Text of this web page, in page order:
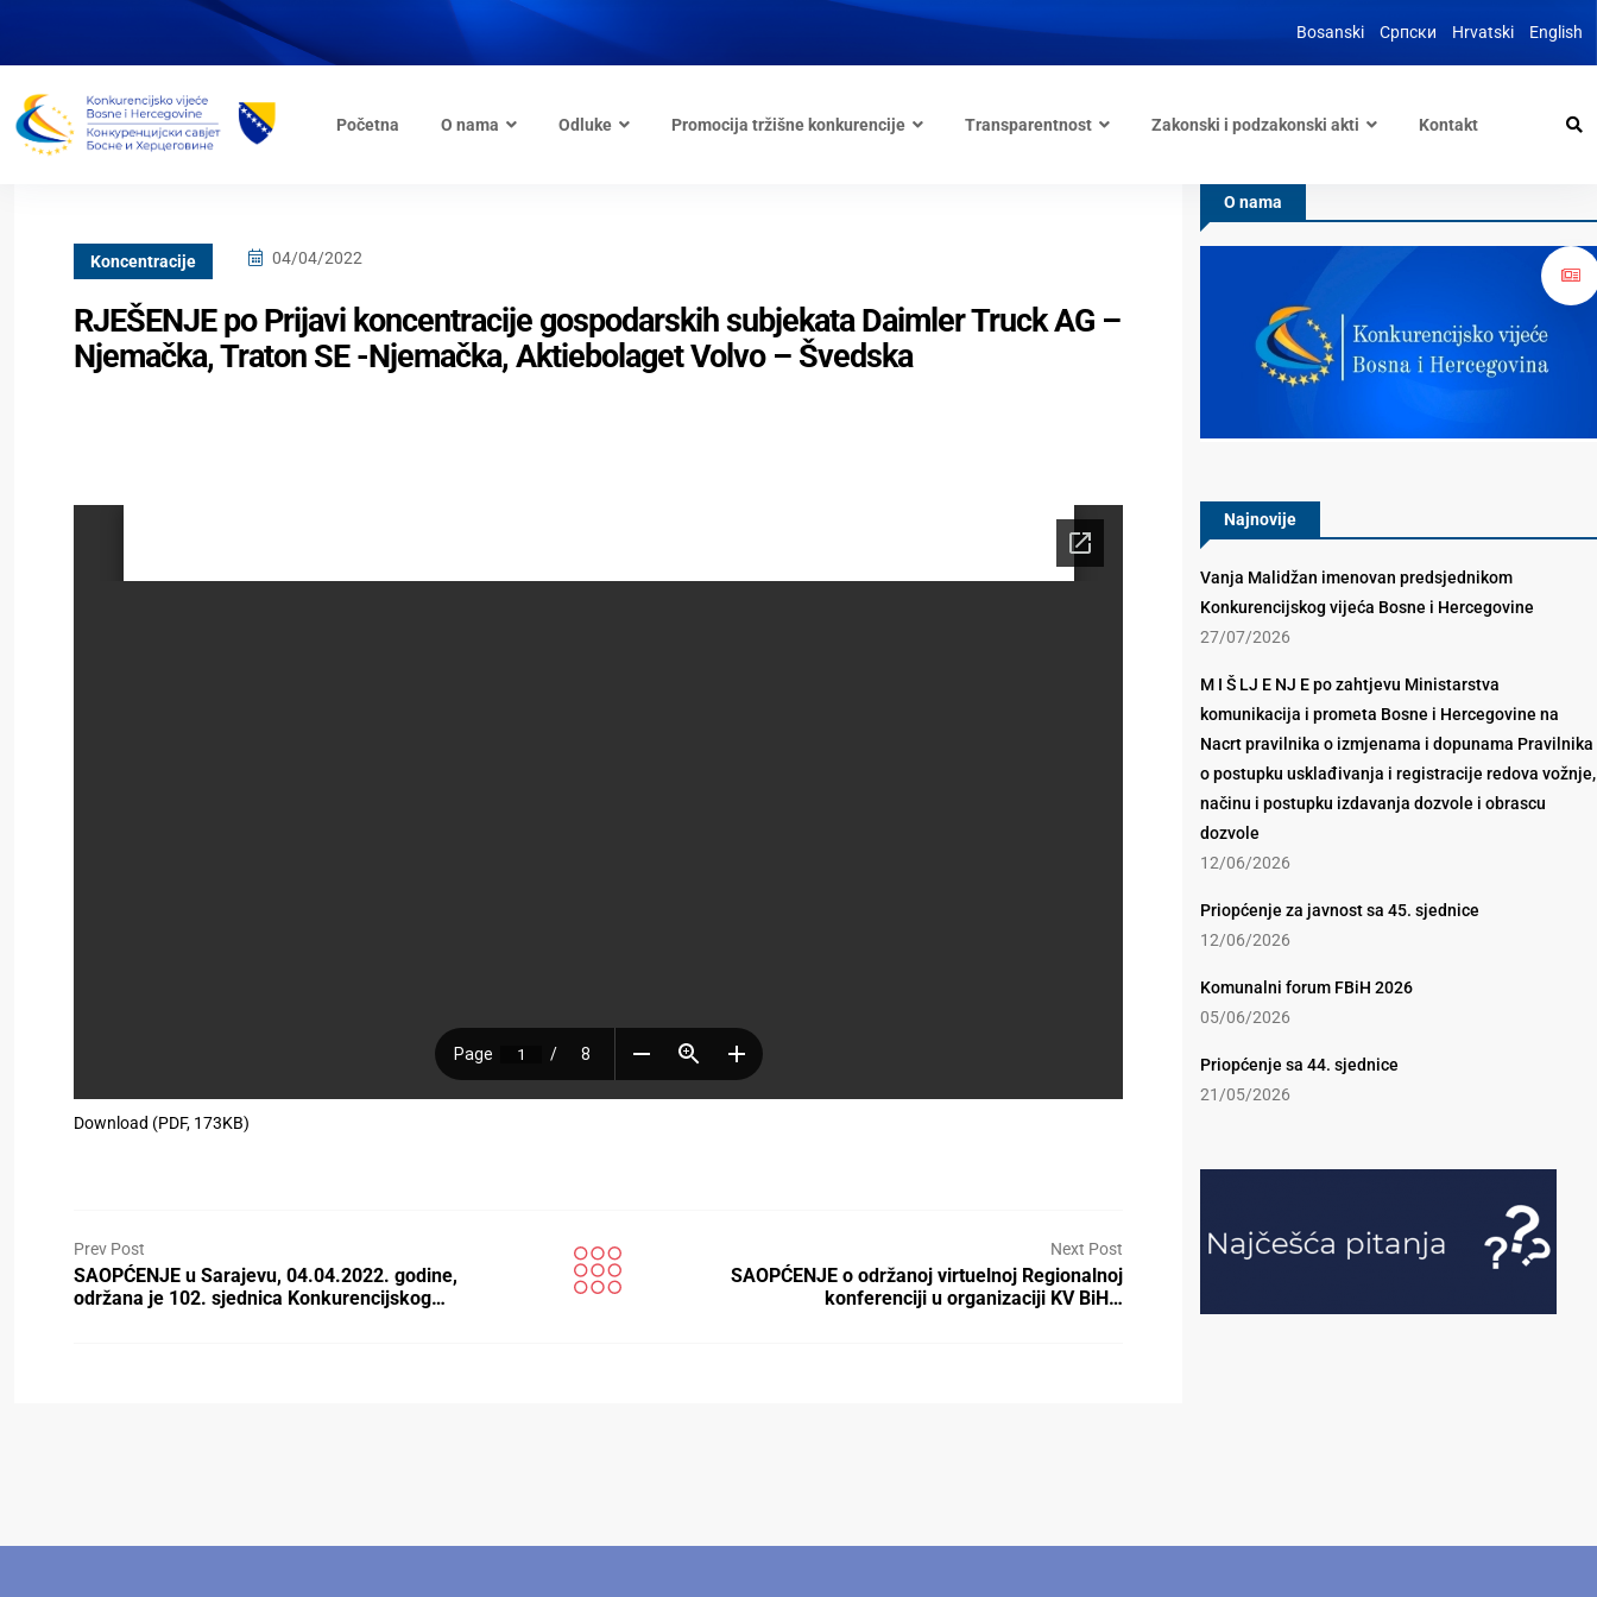
Bosanski Српски Hrvatski English
Početna O nama Odluke Promocija tržišne konkurencije Transparentnost Zakonski i podzakonski akti Kontakt
Koncentracije 04/04/2022
RJEŠENJE po Prijavi koncentracije gospodarskih subjekata Daimler Truck AG –
Njemačka, Traton SE -Njemačka, Aktiebolaget Volvo – Švedska
Download (PDF, 173KB)
Prev Post
SAOPĆENJE u Sarajevu, 04.04.2022. godine,
održana je 102. sjednica Konkurencijskog…
Next Post
SAOPĆENJE o održanoj virtuelnoj Regionalnoj
konferenciji u organizaciji KV BiH…
O nama
Najnovije
Vanja Malidžan imenovan predsjednikom
Konkurencijskog vijeća Bosne i Hercegovine
27/07/2026
M I Š LJ E NJ E po zahtjevu Ministarstva
komunikacija i prometa Bosne i Hercegovine na
Nacrt pravilnika o izmjenama i dopunama Pravilnika
o postupku usklađivanja i registracije redova vožnje,
načinu i postupku izdavanja dozvole i obrascu
dozvole
12/06/2026
Priopćenje za javnost sa 45. sjednice
12/06/2026
Komunalni forum FBiH 2026
05/06/2026
Priopćenje sa 44. sjednice
21/05/2026